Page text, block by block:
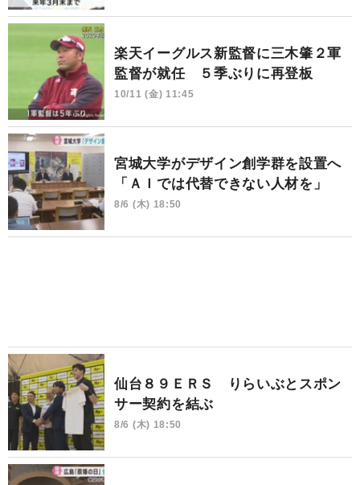
楽天イーグルス新監督に三木肇２軍
監督が就任 ５季ぶりに再登板
10/11 (金) 11:45
宮城大学がデザイン創学群を設置へ
「ＡＩでは代替できない人材を」
8/6 (木) 18:50
仙台８９ＥＲＳ りらいぶとスポン
サー契約を結ぶ
8/6 (木) 18:50